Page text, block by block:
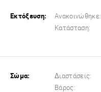
Εκτόξευση: Ανακοινώθηκε:
Κατάσταση:
Σώμα: Διαστάσεις:
Βάρος: